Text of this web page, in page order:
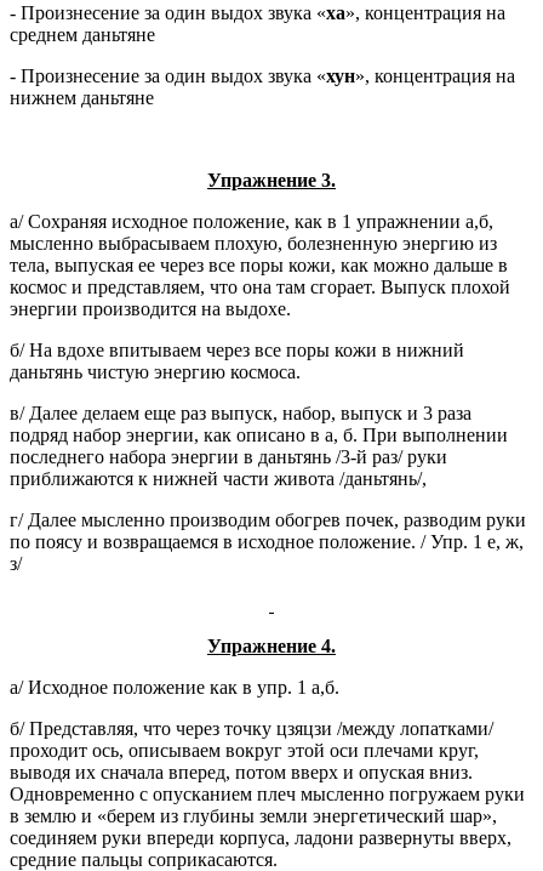
- Произнесение за один выдох звука «ха», концентрация на
среднем даньтяне
- Произнесение за один выдох звука «хун», концентрация на
нижнем даньтяне
Упражнение 3.
а/ Сохраняя исходное положение, как в 1 упражнении а,б,
мысленно выбрасываем плохую, болезненную энергию из
тела, выпуская ее через все поры кожи, как можно дальше в
космос и представляем, что она там сгорает. Выпуск плохой
энергии производится на выдохе.
б/ На вдохе впитываем через все поры кожи в нижний
даньтянь чистую энергию космоса.
в/ Далее делаем еще раз выпуск, набор, выпуск и 3 раза
подряд набор энергии, как описано в а, б. При выполнении
последнего набора энергии в даньтянь /3-й раз/ руки
приближаются к нижней части живота /даньтянь/,
г/ Далее мысленно производим обогрев почек, разводим руки
по поясу и возвращаемся в исходное положение. / Упр. 1 е, ж,
з/
Упражнение 4.
а/ Исходное положение как в упр. 1 а,б.
б/ Представляя, что через точку цзяцзи /между лопатками/
проходит ось, описываем вокруг этой оси плечами круг,
выводя их сначала вперед, потом вверх и опуская вниз.
Одновременно с опусканием плеч мысленно погружаем руки
в землю и «берем из глубины земли энергетический шар»,
соединяем руки впереди корпуса, ладони развернуты вверх,
средние пальцы соприкасаются.